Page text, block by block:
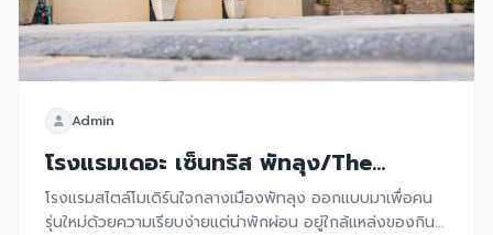
Admin
โรงแรมเดอะ เซ็นทริส พัทลุง/The
Centris Hotel Phatthalung
โรงแรมสไตล์โมเดิร์นใจกลางเมืองพัทลุง ออกแบบมาเพื่อคน
รุ่นใหม่ด้วยความเรียบง่ายแต่น่าพักผ่อน อยู่ใกล้แหล่งของกิน